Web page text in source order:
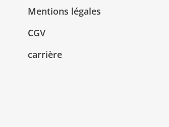
Mentions légales
CGV
carrière